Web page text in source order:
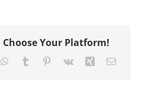
Choose Your Platform!
WhatsApp
Tumblr Pinterest
Vk Xing E-